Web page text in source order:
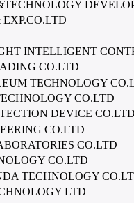
INTELLIGENT
CO.LTD
TECHNOLOGY
CO.LTD
DEVICE CO.LTD
CO.LTD
CO.LTD
CO.LTD
TECHNOLOGY
LTD